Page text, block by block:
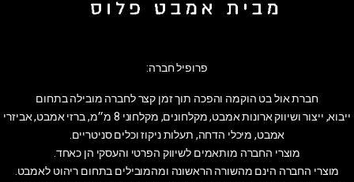
פרופיל חברה:
חברת אול בט הוקמה והפכה תוך זמן קצר לחברה מובילה בתחום
ייבוא, ייצור ושיווק ארונות אמבט, מקלחונים, מקלחוני 8 מ״מ, ברזי אמבט, אביזרי
אמבט, מיכלי הדחה, תעלות ניקוז וכלים סניטריים.
מוצרי החברה מותאמים לשיווק הפרטי והעסקי הן כאחד.
מוצרי החברה הינם מהשורה הראשונה ומהמובילים בתחום ריהוט לאמבט.